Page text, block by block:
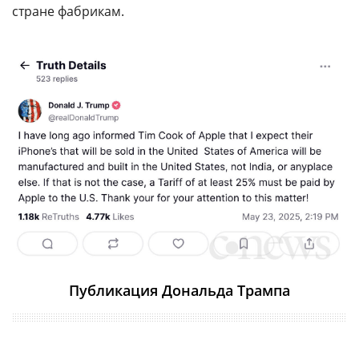
стране фабрикам.
Публикация Дональда Трампа